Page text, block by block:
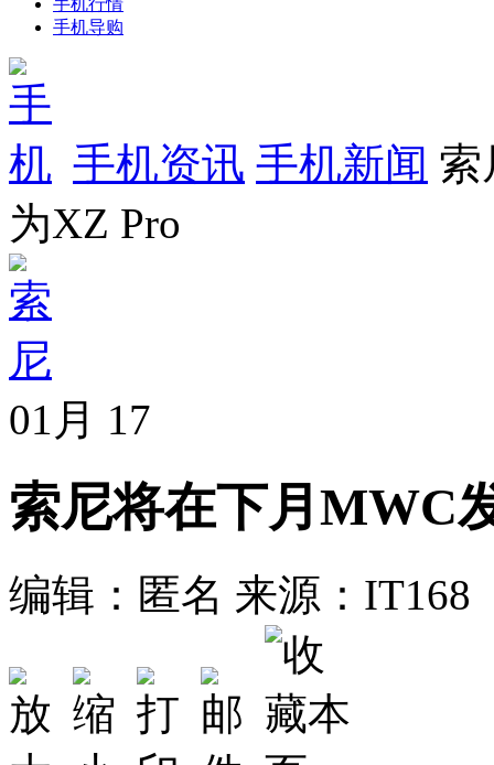
手机导购
手机资讯 手机新闻 索
为XZ Pro
01月 17
索尼将在下月MWC
编辑：匿名 来源：IT168